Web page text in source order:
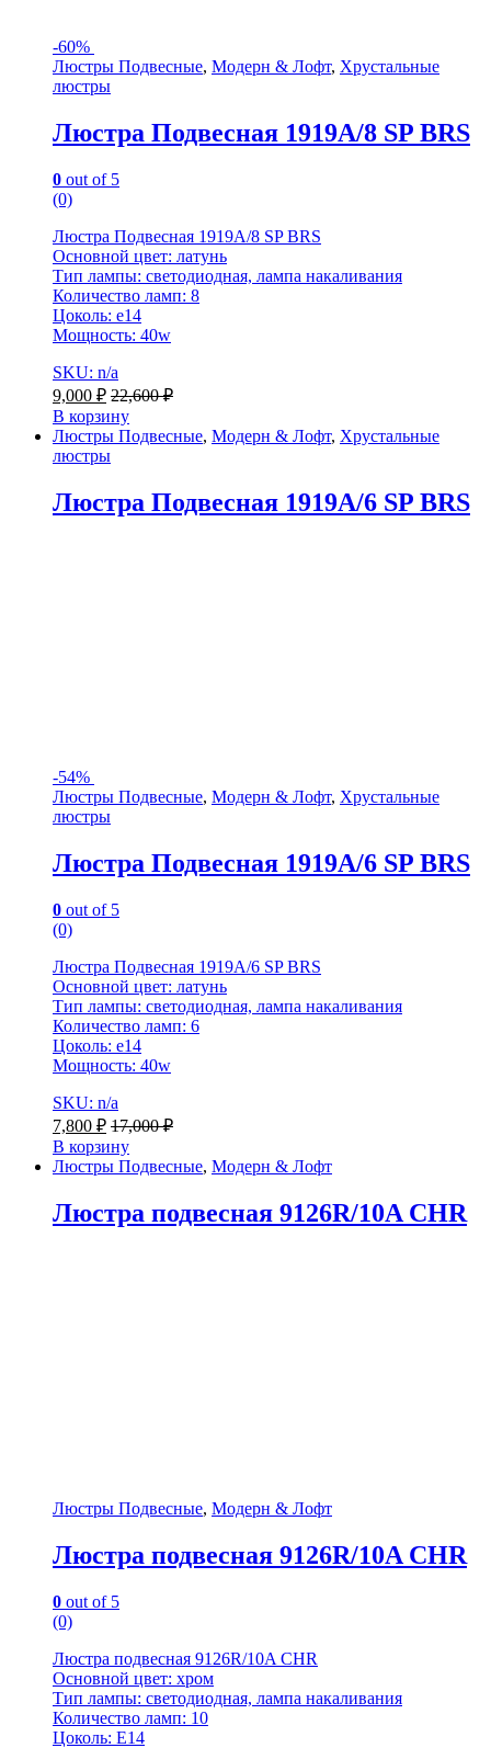
-60%
Люстры Подвесные, Модерн & Лофт, Хрустальные
люстры
Люстра Подвесная 1919A/8 SP BRS
0 out of 5
(0)
Люстра Подвесная 1919A/8 SP BRS
Основной цвет: латунь
Тип лампы: светодиодная, лампа накаливания
Количество ламп: 8
Цоколь: e14
Мощность: 40w
SKU: n/a
9,000 ₽ 22,600₽
В корзину
Люстры Подвесные, Модерн & Лофт, Хрустальные
люстры
Люстра Подвесная 1919A/6 SP BRS
-54%
Люстры Подвесные, Модерн & Лофт, Хрустальные
люстры
Люстра Подвесная 1919A/6 SP BRS
0 out of 5
(0)
Люстра Подвесная 1919A/6 SP BRS
Основной цвет: латунь
Тип лампы: светодиодная, лампа накаливания
Количество ламп: 6
Цоколь: e14
Мощность: 40w
SKU: n/a
7,800 ₽ 17,000₽
В корзину
Люстры Подвесные, Модерн & Лофт
Люстра подвесная 9126R/10A CHR
Люстры Подвесные, Модерн & Лофт
Люстра подвесная 9126R/10A CHR
0 out of 5
(0)
Люстра подвесная 9126R/10A CHR
Основной цвет: хром
Тип лампы: светодиодная, лампа накаливания
Количество ламп: 10
Цоколь: Е14